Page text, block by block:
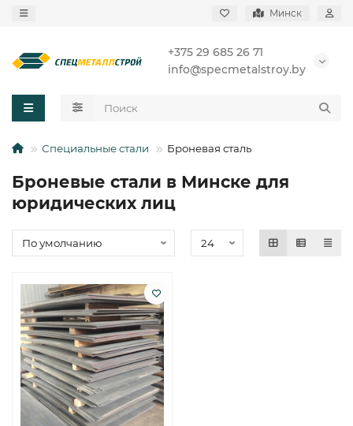
Минск
+375 29 685 26 71
info@specmetalstroy.by
Специальные стали Броневая сталь
Броневые стали в Минске для
юридических лиц